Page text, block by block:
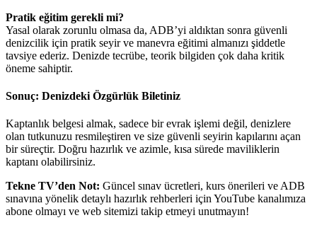
Pratik eğitim gerekli mi?
Yasal olarak zorunlu olmasa da, ADB’yi aldıktan sonra güvenli
denizcilik için pratik seyir ve manevra eğitimi almanızı şiddetle
tavsiye ederiz. Denizde tecrübe, teorik bilgiden çok daha kritik
öneme sahiptir.
Sonuç: Denizdeki Özgürlük Biletiniz
Kaptanlık belgesi almak, sadece bir evrak işlemi değil, denizlere
olan tutkunuzu resmileştiren ve size güvenli seyirin kapılarını açan
bir süreçtir. Doğru hazırlık ve azimle, kısa sürede maviliklerin
kaptanı olabilirsiniz.
Tekne TV’den Not: Güncel sınav ücretleri, kurs önerileri ve ADB
sınavına yönelik detaylı hazırlık rehberleri için YouTube kanalımıza
abone olmayı ve web sitemizi takip etmeyi unutmayın!